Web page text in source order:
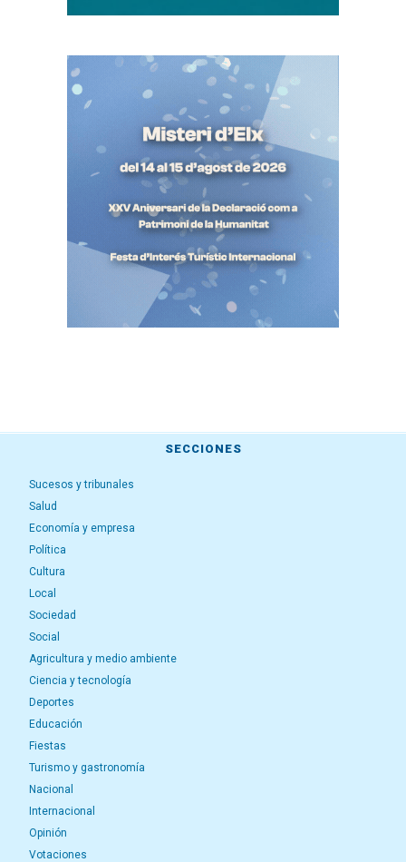
SECCIONES
Sucesos y tribunales
Salud
Economía y empresa
Política
Cultura
Local
Sociedad
Social
Agricultura y medio ambiente
Ciencia y tecnología
Deportes
Educación
Fiestas
Turismo y gastronomía
Nacional
Internacional
Opinión
Votaciones